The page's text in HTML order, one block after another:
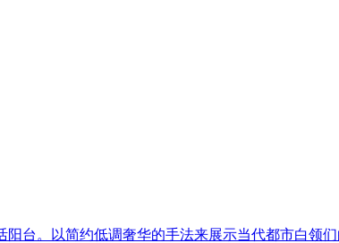
台。以简约低调奢华的手法来展示当代都市白领们